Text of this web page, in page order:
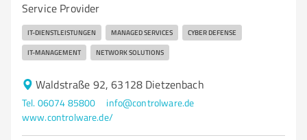
Service Provider
IT-DIENSTLEISTUNGEN MANAGED SERVICES CYBER DEFENSE
IT-MANAGEMENT NETWORK SOLUTIONS
Waldstraße 92, 63128 Dietzenbach
Tel. 06074 85800
info@controlware.de
www.controlware.de/